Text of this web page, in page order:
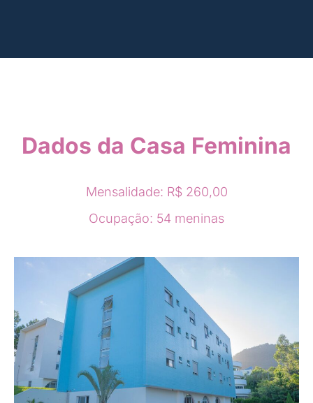
Dados da Casa Feminina
Mensalidade: R$ 260,00
Ocupação: 54 meninas